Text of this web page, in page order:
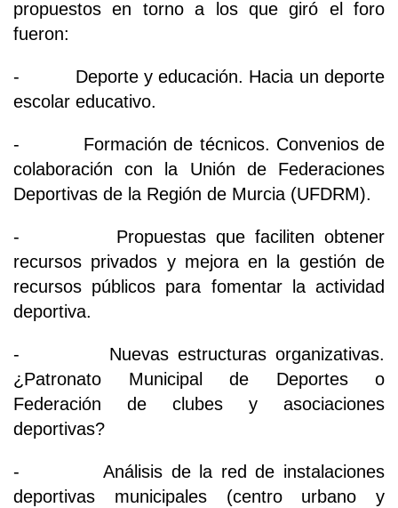
propuestos en torno a los que giró el foro
fueron:
- Deporte y educación. Hacia un deporte
escolar educativo.
- Formación de técnicos. Convenios de
colaboración con la Unión de Federaciones
Deportivas de la Región de Murcia (UFDRM).
- Propuestas que faciliten obtener
recursos privados y mejora en la gestión de
recursos públicos para fomentar la actividad
deportiva.
- Nuevas estructuras organizativas.
¿Patronato Municipal de Deportes o
Federación de clubes y asociaciones
deportivas?
- Análisis de la red de instalaciones
deportivas municipales (centro urbano y